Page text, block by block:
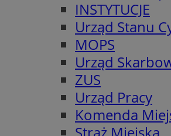
INSTYTUCJE
Urząd Stanu
MOPS
Urząd
ZUS
Urząd Pracy
Komenda
Straż Miejska